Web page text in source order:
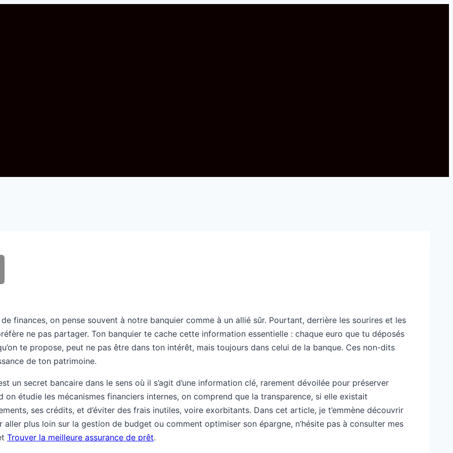
finances, on pense souvent à notre banquier comme à un allié sûr. Pourtant, derrière les sourires et les
ne pas partager. Ton banquier te cache cette information essentielle : chaque euro que tu déposés
te propose, peut ne pas être dans ton intérêt, mais toujours dans celui de la banque. Ces non-dits
de ton patrimoine.
un secret bancaire dans le sens où il s’agit d’une information clé, rarement dévoilée pour préserver
on étudie les mécanismes financiers internes, on comprend que la transparence, si elle existait
ses crédits, et d’éviter des frais inutiles, voire exorbitants. Dans cet article, je t’emmène découvrir
plus loin sur la gestion de budget ou comment optimiser son épargne, n’hésite pas à consulter mes
Trouver la meilleure assurance de prêt.